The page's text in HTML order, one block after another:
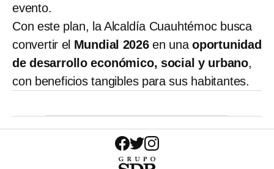
evento.
Con este plan, la Alcaldía Cuauhtémoc busca
convertir el Mundial 2026en unaoportunidad
de desarrollo económico, social y urbano,
con beneficios tangibles para sus habitantes.